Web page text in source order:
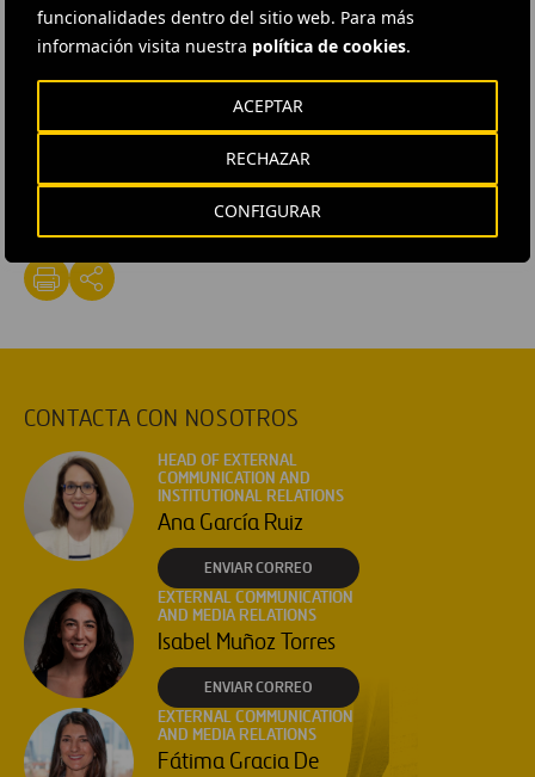
funcionalidades dentro del sitio web. Para más
información visita nuestra política de cookies.
CONFIGURAR
RECHAZAR
ACEPTAR
Linkedin
Instagram
Eventos #Movilidad
CONTACTA CON NOSOTROS
HEAD OF EXTERNAL
COMMUNICATION AND
INSTITUTIONAL RELATIONS
Ana García Ruiz
ENVIAR CORREO
EXTERNAL COMMUNICATION
AND MEDIA RELATIONS
Isabel Muñoz Torres
ENVIAR CORREO
EXTERNAL COMMUNICATION
AND MEDIA RELATIONS
Fátima Gracia De